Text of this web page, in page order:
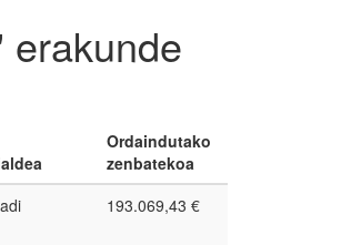
erakunde
Ordaindutako
zenbatekoa
193.069,43 €